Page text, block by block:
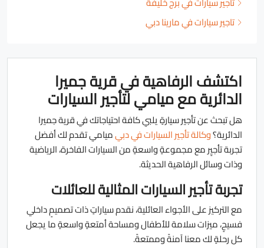
تاجير سيارات في مارينا دبي
اكتشف الرفاهية في قرية جميرا
الدائرية مع ميامي لتأجير السيارات
هل تبحث عن تأجير سيارةٍ يلبي كافة احتياجاتك في قرية جميرا
الدائرية؟وكالة تأجير السيارات في دبيميامي تقدم لك أفضل
تجربة تأجيٍر مع مجموعةٍ واسعةٍ من السيارات الفاخرة، الرياضية
وذات وسائل الرفاهية الحديثة.
تجربة تأجير السيارات المثالية للعائلات
مع التركيز على الأجواء العائلية، نقدم سياراتٍ ذات تصميمٍ داخلي
فسيحٍ، ميزات سلامة للأطفال ومساحة أمتعةٍ واسعةٍ ما يجعل
كل رحلةٍ لك معنا آمنةً وممتعةً.